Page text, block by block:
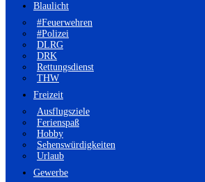
Blaulicht
#Feuerwehren
#Polizei
DLRG
DRK
Rettungsdienst
THW
Freizeit
Ausflugsziele
Ferienspaß
Hobby
Sehenswürdigkeiten
Urlaub
Gewerbe